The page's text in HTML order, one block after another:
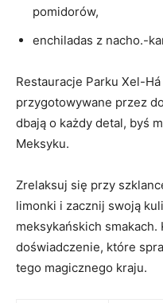
pomidorów,
enchiladas⁣ z‌ nacho.-
Restauracje Parku Xel-
przygotowywane​ przez
dbają o każdy detal, ⁣byś
Meksyku.
Zrelaksuj się ⁣przy
limonki i zacznij swoją
meksykańskich
⁤doświadczenie, które
tego magicznego kraju.